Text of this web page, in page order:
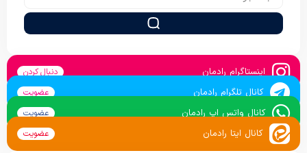
اینستاگرام رادمان دنبال کردن
کانال تلگرام رادمان عضویت
کانال واتس اپ رادمان عضویت
کانال ایتا رادمان عضویت